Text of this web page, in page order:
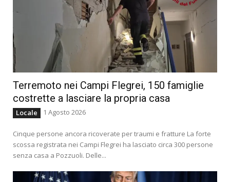
Terremoto nei Campi Flegrei, 150 famiglie
costrette a lasciare la propria casa
Locale 1 Agosto 2026
Cinque persone ancora ricoverate per traumi e fratture La forte
scossa registrata nei Campi Flegrei ha lasciato circa 300 persone
senza casa a Pozzuoli. Delle...